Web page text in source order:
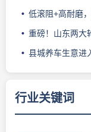
低滚阻+高耐磨
重磅！山东两大
县城养车生意进
行业关键词